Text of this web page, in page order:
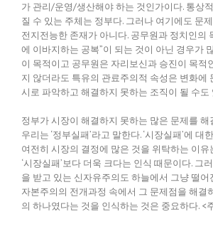
가 관리/운영/생산해야 하는 것인가이다. 통상
질 수 있는 주체는 정부다. 그러나 여기에도 문
전지전능한 존재가 아니다. 공무원과 정치인의
에 이바지하는 공복”이 되는 것이 아닌 경우가
이 목적이고 공무원은 자리보신과 승진이 목적
지 않더라도 특유의 관료주의적 속성은 변화에
시로 파악하고 해결하지 못하는 조직이 될 수도
정부가 시장이 해결하지 못하는 많은 문제를 해
우리는 ‘정부실패’라고 말한다. ‘시장실패’에 대
여전히 시장의 결정에 많은 것을 위탁하는 이유
‘시장실패’보다 더욱 크다는 인식 때문이다. 그
을 받고 있는 신자유주의도 하늘에서 그냥 떨어
자본주의의 전개과정 속에서 그 문제점을 해결
의 하나였다는 것을 인식하는 것은 중요하다. <